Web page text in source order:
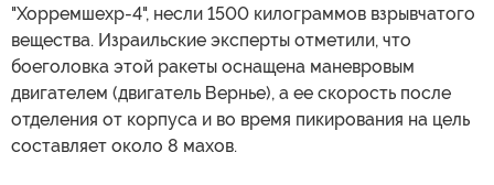
"Хорремшехр-4", несли 1500 килограммов взрывчатого
вещества. Израильские эксперты отметили, что
боеголовка этой ракеты оснащена маневровым
двигателем (двигатель Вернье), а ее скорость после
отделения от корпуса и во время пикирования на цель
составляет около 8 махов.